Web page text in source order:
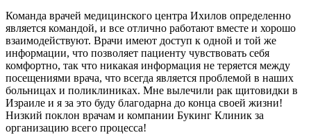
Команда врачей медицинского центра Ихилов определенно
является командой, и все отлично работают вместе и хорошо
взаимодействуют. Врачи имеют доступ к одной и той же
информации, что позволяет пациенту чувствовать себя
комфортно, так что никакая информация не теряется между
посещениями врача, что всегда является проблемой в наших
больницах и поликлиниках. Мне вылечили рак щитовидки в
Израиле и я за это буду благодарна до конца своей жизни!
Низкий поклон врачам и компании Букинг Клиник за
организацию всего процесса!